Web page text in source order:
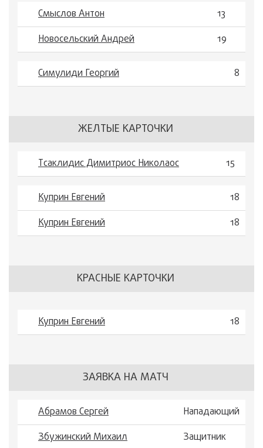
Смыслов Антон
13
Новосельский Андрей
19
Симулиди Георгий 8
ЖЕЛТЫЕ КАРТОЧКИ
Тсаклидис Димитриос Николаос 15
Куприн Евгений
18
Куприн Евгений
18
КРАСНЫЕ КАРТОЧКИ
Куприн Евгений 18
ЗАЯВКА НА МАТЧ
Абрамов Сергей
Нападающий
Збужинский Михаил
Защитник